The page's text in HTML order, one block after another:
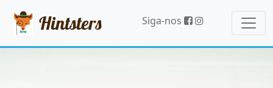
Hintsters Siga-nos